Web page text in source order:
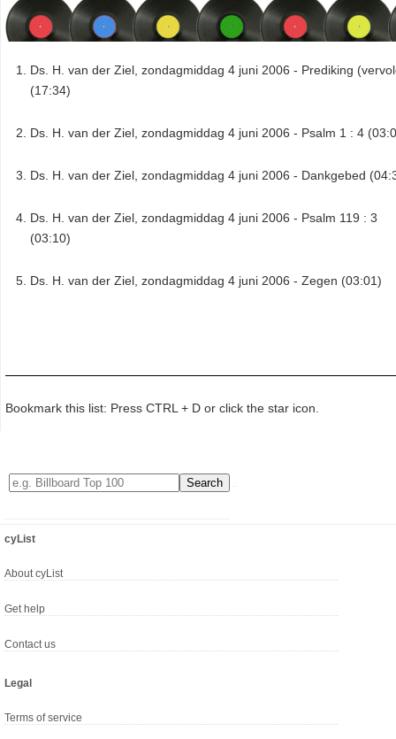
Ds. H. van der Ziel, zondagmiddag 4 juni 2006 - Prediking
(17:34)
Ds. H. van der Ziel, zondagmiddag 4 juni 2006 - Psalm 1 : 4
Ds. H. van der Ziel, zondagmiddag 4 juni 2006 - Dankgebed
Ds. H. van der Ziel, zondagmiddag 4 juni 2006 - Psalm 119 : 3
(03:10)
Ds. H. van der Ziel, zondagmiddag 4 juni 2006 - Zegen (03:01)
Bookmark this list: Press CTRL + D or click the star icon.
cyList
About cyList
Get help
Contact us
Legal
Terms of service